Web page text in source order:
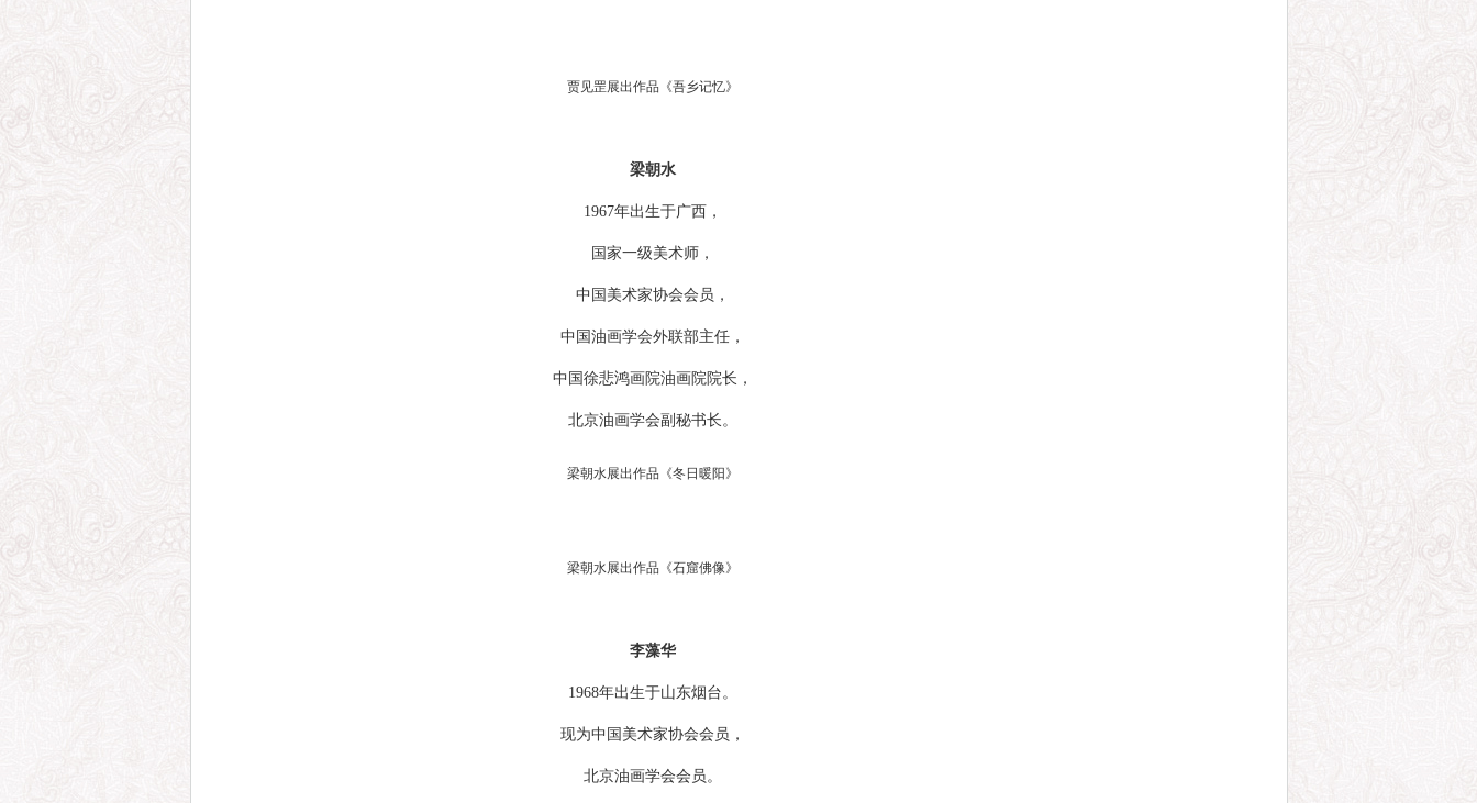
贾见罡展出作品《吾乡记忆》
梁朝水
1967年出生于广西，
国家一级美术师，
中国美术家协会会员，
中国油画学会外联部主任，
中国徐悲鸿画院油画院院长，
北京油画学会副秘书长。
梁朝水展出作品《冬日暖阳》
梁朝水展出作品《石窟佛像》
李藻华
1968年出生于山东烟台。
现为中国美术家协会会员，
北京油画学会会员。